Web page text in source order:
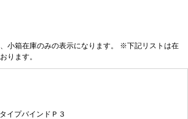
小箱在庫のみの表示になります。 ※下記リストは在
ります。
イプバインドＰ３